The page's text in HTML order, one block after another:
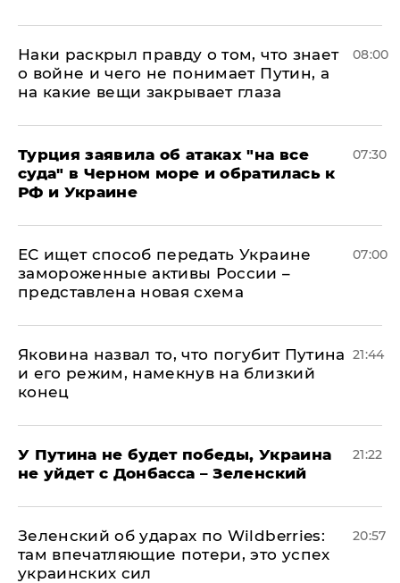
Наки раскрыл правду о том, что знает
о войне и чего не понимает Путин, а
на какие вещи закрывает глаза
08:00
Турция заявила об атаках "на все
суда" в Черном море и обратилась к
РФ и Украине
07:30
ЕС ищет способ передать Украине
замороженные активы России –
представлена новая схема
07:00
Яковина назвал то, что погубит Путина
и его режим, намекнув на близкий
конец
21:44
У Путина не будет победы, Украина
не уйдет с Донбасса – Зеленский
21:22
Зеленский об ударах по Wildberries:
там впечатляющие потери, это успех
украинских сил
20:57